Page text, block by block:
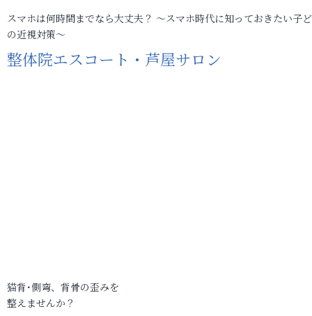
スマホは何時間までなら大丈夫？ ～スマホ時代に知っておきたい子
の近視対策～
整体院エスコート・芦屋サロン
猫背･側弯、背骨の歪みを
整えませんか？